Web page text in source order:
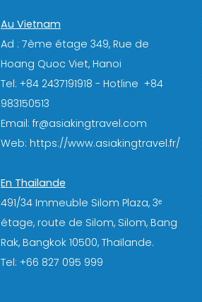
Au Vietnam
Ad : 7ème étage 349, Rue de
Hoang Quoc Viet, Hanoi
Tel: +84 2437191918 - Hotline +84
983150513
Email: fr@asiakingtravel.com
Web: https://www.asiakingtravel.fr/
En Thailande
491/34 Immeuble Silom Plaza, 3ᵉ
étage, route de Silom, Silom, Bang
Rak, Bangkok 10500, Thaïlande.
Tel: +66 827 095 999